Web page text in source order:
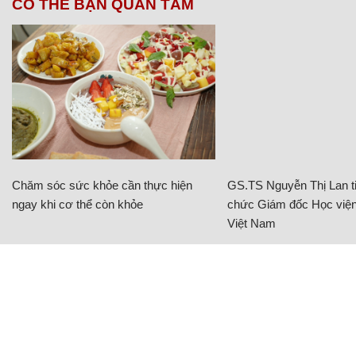
CÓ THỂ BẠN QUAN TÂM
Chăm sóc sức khỏe cần thực hiện
ngay khi cơ thể còn khỏe
GS.TS Nguyễn Thị Lan
chức Giám đốc Học
Việt Nam